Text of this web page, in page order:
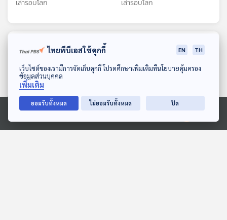
ดาวน์โหลด Thai PBS Podcast Application
Ⓒ 2020 องค์การกระจายเสียงและแพร่ภาพสาธารณะแห่งประเทศไทย
เล่ารอบโลก เล่ารอบโลก
ตอนที่เกี่ยวข้องไทยพีบีเอสใช้คุกกี้ EN TH
เว็บไซต์ของเรามีการจัดเก็บคุกกี้ โปรดศึกษาเพิ่มเติมที่นโยบายคุ้มครอง
ข้อมูลส่วนบุคคล
เพิ่มเติม
ยอมรับทั้งหมด ไม่ยอมรับทั้งหมด ปิด